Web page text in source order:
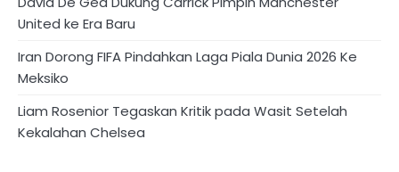
United ke Era Baru
Iran Dorong FIFA Pindahkan Laga Piala Dunia 2026 Ke
Meksiko
Liam Rosenior Tegaskan Kritik pada Wasit Setelah
Kekalahan Chelsea